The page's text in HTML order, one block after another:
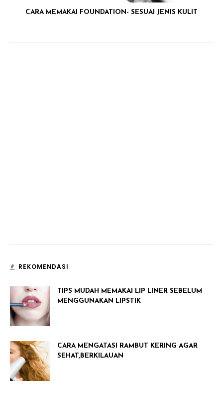
CARA MEMAKAI FOUNDATION- SESUAI JENIS KULIT
REKOMENDASI
TIPS MUDAH MEMAKAI LIP LINER SEBELUM
MENGGUNAKAN LIPSTIK
CARA MENGATASI RAMBUT KERING AGAR
SEHAT,BERKILAUAN